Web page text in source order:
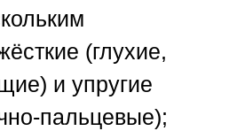
(глухие,
и упругие
пальцевые);